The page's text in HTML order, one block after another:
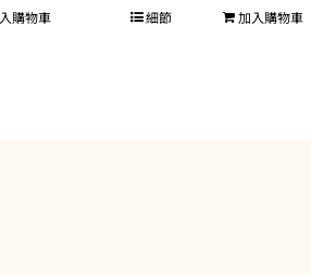
購物車 細節 加入購物車